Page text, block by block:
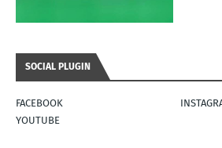
SOCIAL PLUGIN
FACEBOOK
YOUTUBE